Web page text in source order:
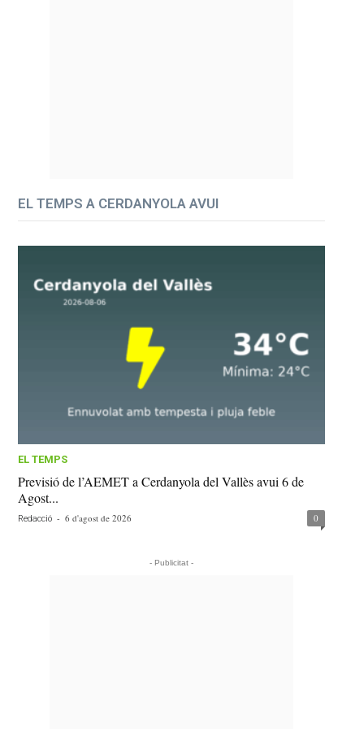
EL TEMPS A CERDANYOLA AVUI
EL TEMPS
Previsió de l’AEMET a Cerdanyola del Vallès avui 6 de
Agost...
Redacció - 6 d'agost de 2026 0
- Publicitat -